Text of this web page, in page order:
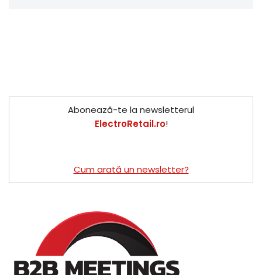
Abonează-te la newsletterul
ElectroRetail.ro!
Cum arată un newsletter?